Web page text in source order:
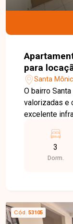
para
emSanta
O bairro
valorizadas e
excelente
cidade,
vida para seus
Uma
conforto,
3
Dorm.
Cód. 53105